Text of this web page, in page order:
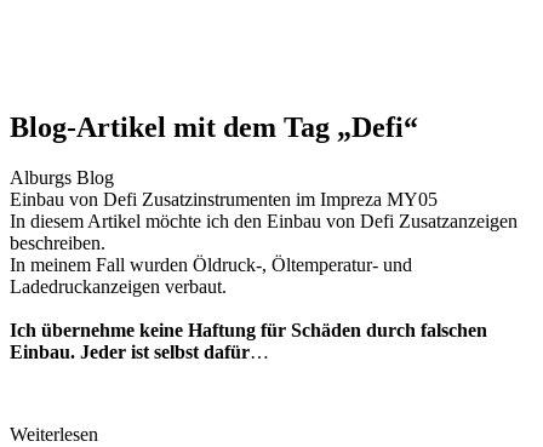
Blog-Artikel mit dem Tag „Defi“
Alburgs Blog
Einbau von Defi Zusatzinstrumenten im Impreza MY05
In diesem Artikel möchte ich den Einbau von Defi Zusatzanzeigen
beschreiben.
In meinem Fall wurden Öldruck-, Öltemperatur- und
Ladedruckanzeigen verbaut.
Ich übernehme keine Haftung für Schäden durch falschen
Einbau. Jeder ist selbst dafür…
Weiterlesen